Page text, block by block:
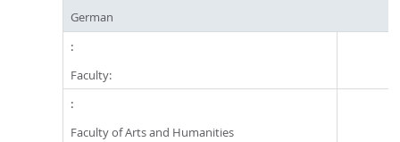
German
Faculty:
Faculty of Arts and Humanities